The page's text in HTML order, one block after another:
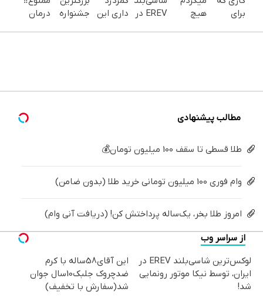
برای
هیچ
کاملا
شدید؟
EREV در
شد!
داری این
جشنواره
درمان
مطالب پیشنهادی
طلا قسطی تا سقف 100 میلیون تومان💰
وام فوری 100 میلیون تومانی خرید طلا (بدون ضامن)
امروز طلا بخر، یک‌ساله پرداختش کن! (دریافت آنی وام)
از سراسر وب
لوکس‌ترین شاسی‌بلند EREV در
ایران، توسط نیکا موتور رونمایی
شد!
این آقای58ساله با کرم
ضدچروک جلبک10سال جوان
شد(سفارش با تخفیف)